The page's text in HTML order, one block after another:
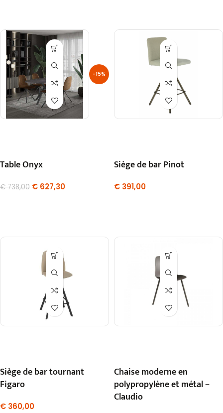
-15%
Table Onyx
€738,00 € 627,30
Siège de bar Pinot
€ 391,00
Siège de bar tournant
Figaro
€ 360,00
Chaise moderne en
polypropylène et métal –
Claudio